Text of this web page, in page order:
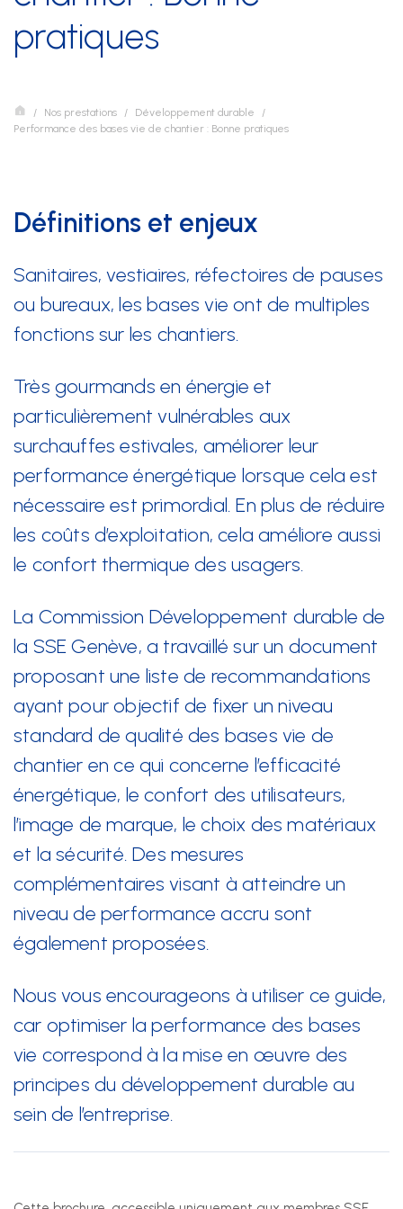
Nos prestations
Formation
Sécurité au travail et protection de la santé
SSE Genève
Itinéraire
+41 22 949 18 18
Formulaire de contact
Horaires
08:00 - 12:00
13:30 - 17:00
vendredi
08:00 - 12:00
13:30 - 16:30
Nous suivre
pratiques
Nos prestations
Développement durable
Performance des bases vie de chantier : Bonne pratiques
Définitions et enjeux
Sanitaires, vestiaires, réfectoires de pauses
ou bureaux, les bases vie ont de multiples
fonctions sur les chantiers.
Très gourmands en énergie et
particulièrement vulnérables aux
surchauffes estivales, améliorer leur
performance énergétique lorsque cela est
nécessaire est primordial. En plus de réduire
les coûts d’exploitation, cela améliore aussi
le confort thermique des usagers.
La Commission Développement durable de
la SSE Genève, a travaillé sur un document
proposant une liste de recommandations
ayant pour objectif de fixer un niveau
standard de qualité des bases vie de
chantier en ce qui concerne l’efficacité
énergétique, le confort des utilisateurs,
l’image de marque, le choix des matériaux
et la sécurité. Des mesures
complémentaires visant à atteindre un
niveau de performance accru sont
également proposées.
Nous vous encourageons à utiliser ce guide,
car optimiser la performance des bases
vie correspond à la mise en œuvre des
principes du développement durable au
sein de l’entreprise.